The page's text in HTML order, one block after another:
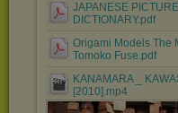
JAPANESE PICTURE
DICTIONARY.pdf
Origami Models The
Tomoko Fuse.pdf
KANAMARA _
[2010].mp4